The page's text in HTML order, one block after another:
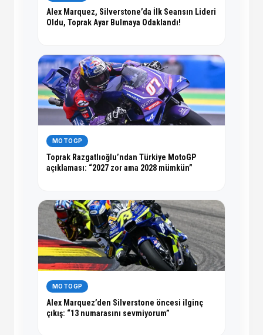
Alex Marquez, Silverstone’da İlk Seansın Lideri
Oldu, Toprak Ayar Bulmaya Odaklandı!
MOTOGP
Toprak Razgatlıoğlu’ndan Türkiye MotoGP
açıklaması: “2027 zor ama 2028 mümkün”
MOTOGP
Alex Marquez’den Silverstone öncesi ilginç
çıkış: “13 numarasını sevmiyorum”